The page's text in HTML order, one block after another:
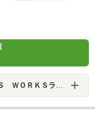
ドシェービーズワークス